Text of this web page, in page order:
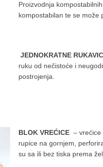
Proizvodnja
kompostabilan te se može
JEDNOKRATNE
ruku od nečistoće i
postrojenja.
BLOK VREĆICE – vrećice
rupice na gornjem,
su sa ili bez tiska prema